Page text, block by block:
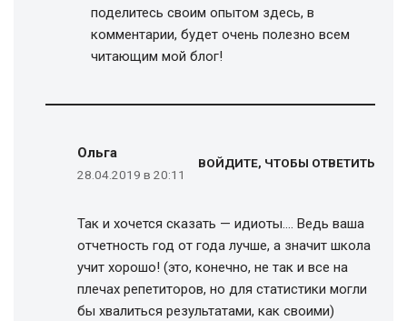
поделитесь своим опытом здесь, в
комментарии, будет очень полезно всем
читающим мой блог!
Ольга
28.04.2019 в 20:11
ВОЙДИТЕ, ЧТОБЫ ОТВЕТИТЬ
Так и хочется сказать — идиоты…. Ведь ваша
отчетность год от года лучше, а значит школа
учит хорошо! (это, конечно, не так и все на
плечах репетиторов, но для статистики могли
бы хвалиться результатами, как своими)